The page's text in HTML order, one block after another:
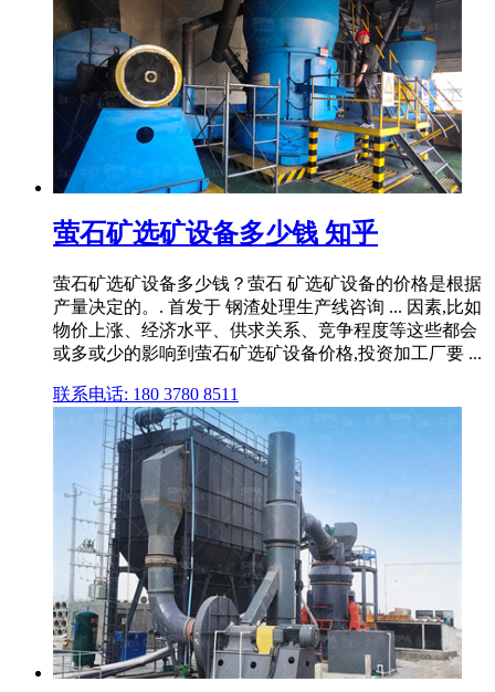
萤石矿选矿设备多少钱 知乎
萤石矿选矿设备多少钱？萤石 矿选矿设备的价格是根据
产量决定的。. 首发于 钢渣处理生产线咨询 ... 因素,比如
物价上涨、经济水平、供求关系、竞争程度等这些都会
或多或少的影响到萤石矿选矿设备价格,投资加工厂要 ...
联系电话: 180 3780 8511